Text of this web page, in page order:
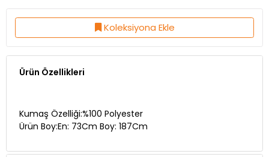
Koleksiyona Ekle
Ürün Özellikleri
Kumaş Özelliği:%100 Polyester
Ürün Boy:En: 73Cm Boy: 187Cm